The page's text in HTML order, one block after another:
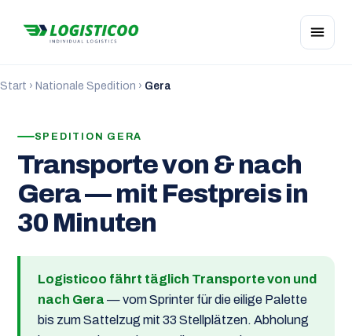
Start › Nationale Spedition › Gera
SPEDITION GERA
Transporte von & nach
Gera — mit Festpreis in
30 Minuten
Logisticoo fährt täglich Transporte von und
nach Gera — vom Sprinter für die eilige Palette
bis zum Sattelzug mit 33 Stellplätzen. Abholung